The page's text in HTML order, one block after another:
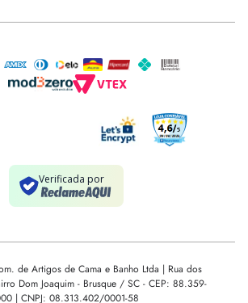
de Artigos de Cama e Banho Ltda | Rua dos
Dom Joaquim - Brusque / SC - CEP: 88.359-
| CNPJ: 08.313.402/0001-58